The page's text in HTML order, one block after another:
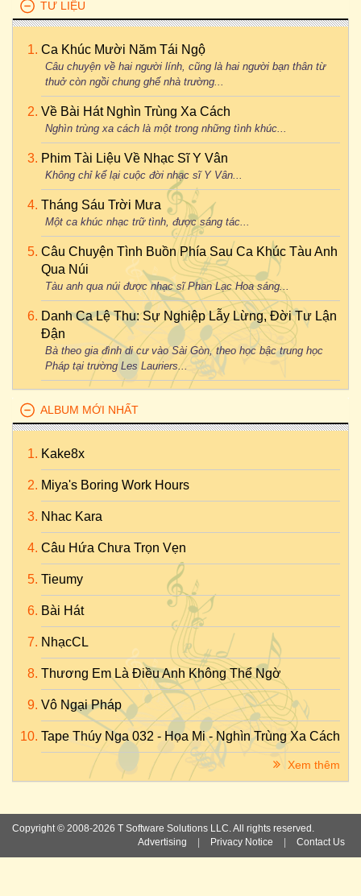
TƯ LIỆU
Ca Khúc Mười Năm Tái Ngộ
Câu chuyện về hai người lính, cũng là hai người bạn thân từ
thuở còn ngồi chung ghế nhà trường...
Về Bài Hát Nghìn Trùng Xa Cách
Nghìn trùng xa cách là một trong những tình khúc...
Phim Tài Liệu Về Nhạc Sĩ Y Vân
Không chỉ kể lại cuộc đời nhạc sĩ Y Vân...
Tháng Sáu Trời Mưa
Một ca khúc nhạc trữ tình, được sáng tác...
Câu Chuyện Tình Buồn Phía Sau Ca Khúc Tàu Anh
Qua Núi
Tàu anh qua núi được nhạc sĩ Phan Lạc Hoa sáng...
Danh Ca Lệ Thu: Sự Nghiệp Lẫy Lừng, Đời Tư Lận
Đận
Bà theo gia đình di cư vào Sài Gòn, theo học bậc trung học
Pháp tại trường Les Lauriers...
ALBUM MỚI NHẤT
Kake8x
Miya's Boring Work Hours
Nhac Kara
Câu Hứa Chưa Trọn Vẹn
Tieumy
Bài Hát
NhạcCL
Thương Em Là Điều Anh Không Thể Ngờ
Vô Ngại Pháp
Tape Thúy Nga 032 - Họa Mi - Nghìn Trùng Xa Cách
Xem thêm
Copyright © 2008-2026 T Software Solutions LLC. All rights reserved.
Advertising
Privacy Notice Contact Us